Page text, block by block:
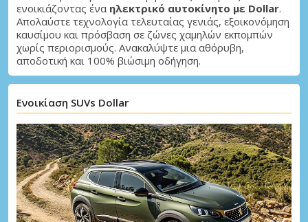
ενοικιάζοντας ένα ηλεκτρικό αυτοκίνητο με Dollar.
Απολαύστε τεχνολογία τελευταίας γενιάς, εξοικονόμηση
καυσίμου και πρόσβαση σε ζώνες χαμηλών εκπομπών
χωρίς περιορισμούς. Ανακαλύψτε μια αθόρυβη,
αποδοτική και 100% βιώσιμη οδήγηση.
Ενοικίαση SUVs Dollar